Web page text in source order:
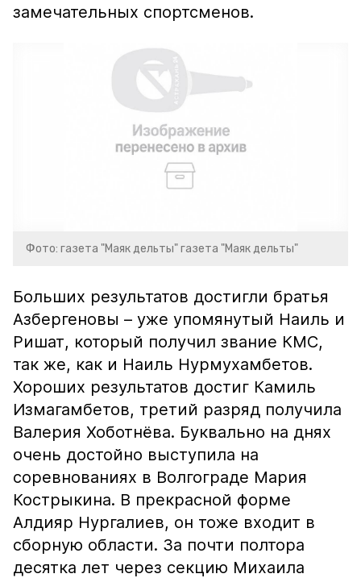
замечательных спортсменов.
Фото: газета "Маяк дельты" газета "Маяк дельты"
Больших результатов достигли братья
Азбергеновы – уже упомянутый Наиль и
Ришат, который получил звание КМС,
так же, как и Наиль Нурмухамбетов.
Хороших результатов достиг Камиль
Измагамбетов, третий разряд получила
Валерия Хоботнёва. Буквально на днях
очень достойно выступила на
соревнованиях в Волгограде Мария
Кострыкина. В прекрасной форме
Алдияр Нургалиев, он тоже входит в
сборную области. За почти полтора
десятка лет через секцию Михаила